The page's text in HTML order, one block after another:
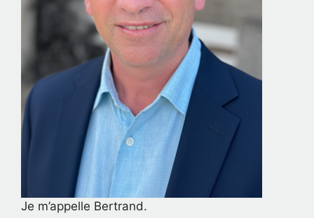
Je m’appelle Bertrand.